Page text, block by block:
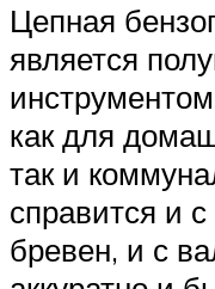
Цепная
является
как для
так и
справится и
бревен, и с